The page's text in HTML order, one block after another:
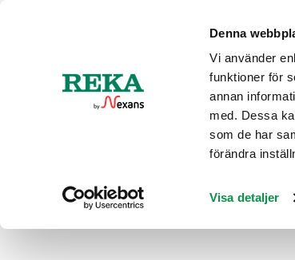
Denna
Vi använder
funktioner för
annan
med. Dessa
som de har
förändra
Visa detaljer